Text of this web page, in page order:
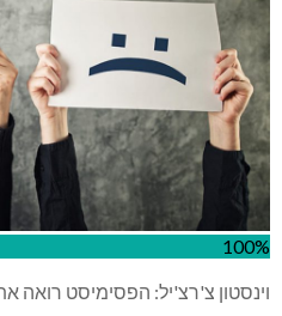
100%
וינסטון צ'רצ'יל: הפסימיסט רואה